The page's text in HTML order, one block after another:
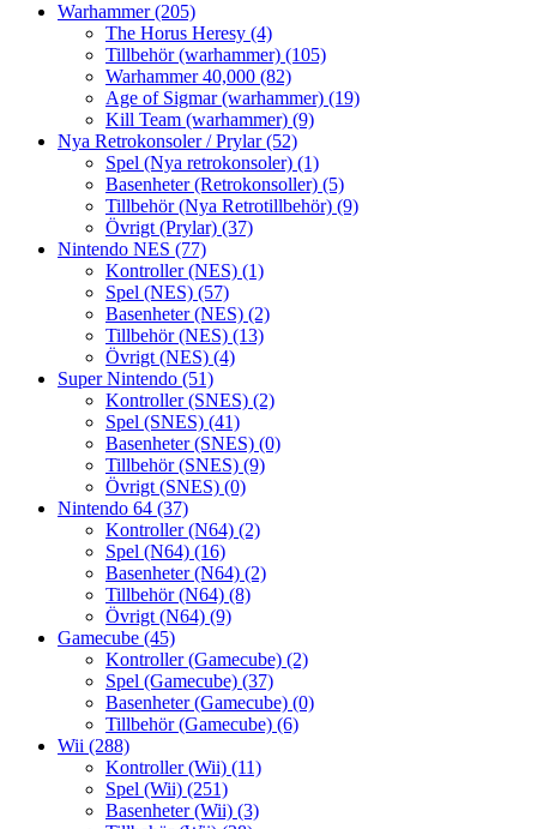
Warhammer(205)
The Horus Heresy (4)
Tillbehör (warhammer) (105)
Warhammer 40,000 (82)
Age of Sigmar (warhammer) (19)
Kill Team (warhammer) (9)
Nya Retrokonsoler / Prylar(52)
Spel (Nya retrokonsoler) (1)
Basenheter (Retrokonsoller) (5)
Tillbehör (Nya Retrotillbehör) (9)
Övrigt (Prylar) (37)
Nintendo NES (77)
Kontroller (NES) (1)
Spel (NES) (57)
Basenheter (NES) (2)
Tillbehör (NES) (13)
Övrigt (NES) (4)
Super Nintendo (51)
Kontroller (SNES) (2)
Spel (SNES) (41)
Basenheter (SNES) (0)
Tillbehör (SNES) (9)
Övrigt (SNES) (0)
Nintendo 64 (37)
Kontroller (N64) (2)
Spel (N64) (16)
Basenheter (N64) (2)
Tillbehör (N64) (8)
Övrigt (N64) (9)
Gamecube (45)
Kontroller (Gamecube) (2)
Spel (Gamecube) (37)
Basenheter (Gamecube) (0)
Tillbehör (Gamecube) (6)
Wii (288)
Kontroller (Wii) (11)
Spel (Wii) (251)
Basenheter (Wii) (3)